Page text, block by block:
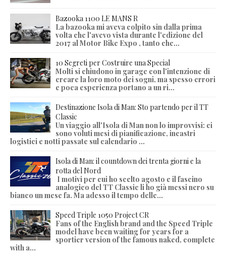
Bazooka 1100 LE MANS R
La bazooka mi aveva colpito sin dalla prima
volta che l'avevo vista durante l'edizione del
2017 al Motor Bike Expo , tanto che...
10 Segreti per Costruire una Special
Molti si chiudono in garage con l'intenzione di
creare la loro moto dei sogni, ma spesso errori
e poca esperienza portano a un ri...
Destinazione Isola di Man: Sto partendo per il TT
Classic
Un viaggio all'Isola di Man non lo improvvisi: ci
sono voluti mesi di pianificazione, incastri
logistici e notti passate sul calendario ...
Isola di Man: il countdown dei trenta giorni e la
rotta del Nord
I motivi per cui ho scelto agosto e il fascino
analogico del TT Classic li ho già messi nero su
bianco un mese fa. Ma adesso il tempo delle...
Speed Triple 1050 Project CR
Fans of the English brand and the Speed Triple
model have been waiting for years for a
sportier version of the famous naked, complete
with a...